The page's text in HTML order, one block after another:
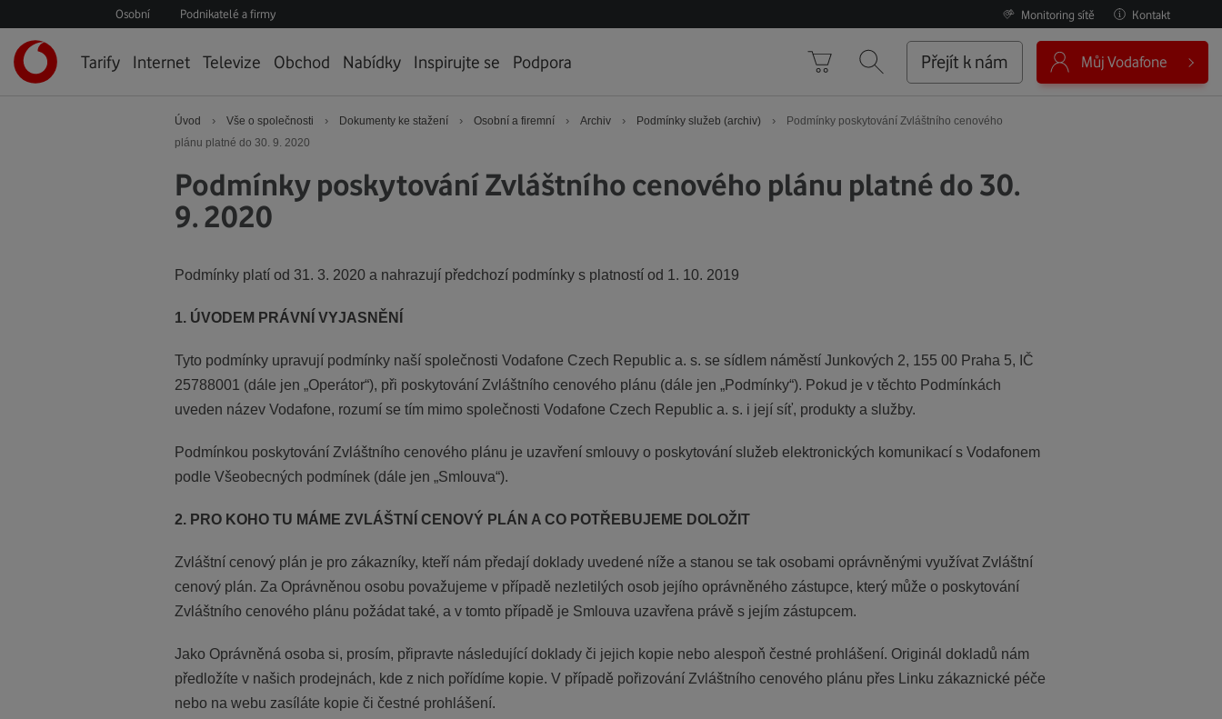
Kontakt
Monitoring sítě
Osobní Podnikatelé a firmy
stránkaTarify Internet Televize Obchod Nabídky Inspirujte se Podpora Košík
VyhledáváníPřejít k nám Můj Vodafone
Úvod › Vše o společnosti › Dokumenty ke stažení › Osobní a firemní › Archiv › Podmínky služeb (archiv) ›
Podmínky poskytování Zvláštního cenového
plánu platné do 30. 9. 2020
Podmínky poskytování Zvláštního cenového plánu platné do 30.
9. 2020
Podmínky platí od 31. 3. 2020 a nahrazují předchozí podmínky s platností od 1. 10. 2019
1. ÚVODEM PRÁVNÍ VYJASNĚNÍ
Tyto podmínky upravují podmínky naší společnosti Vodafone Czech Republic a. s. se sídlem náměstí Junkových 2, 155 00 Praha 5, IČ
25788001 (dále jen „Operátor“), při poskytování Zvláštního cenového plánu (dále jen „Podmínky“). Pokud je v těchto Podmínkách
uveden název Vodafone, rozumí se tím mimo společnosti Vodafone Czech Republic a. s. i její síť, produkty a služby.
Podmínkou poskytování Zvláštního cenového plánu je uzavření smlouvy o poskytování služeb elektronických komunikací s Vodafonem
podle Všeobecných podmínek (dále jen „Smlouva“).
2. PRO KOHO TU MÁME ZVLÁŠTNÍ CENOVÝ PLÁN A CO POTŘEBUJEME DOLOŽIT
Zvláštní cenový plán je pro zákazníky, kteří nám předají doklady uvedené níže a stanou se tak osobami oprávněnými využívat Zvláštní
cenový plán. Za Oprávněnou osobu považujeme v případě nezletilých osob jejího oprávněného zástupce, který může o poskytování
Zvláštního cenového plánu požádat také, a v tomto případě je Smlouva uzavřena právě s jejím zástupcem.
Jako Oprávněná osoba si, prosím, připravte následující doklady či jejich kopie nebo alespoň čestné prohlášení. Originál dokladů nám
předložíte v našich prodejnách, kde z nich pořídíme kopie. V případě pořizování Zvláštního cenového plánu přes Linku zákaznické péče
nebo na webu zasíláte kopie či čestné prohlášení.